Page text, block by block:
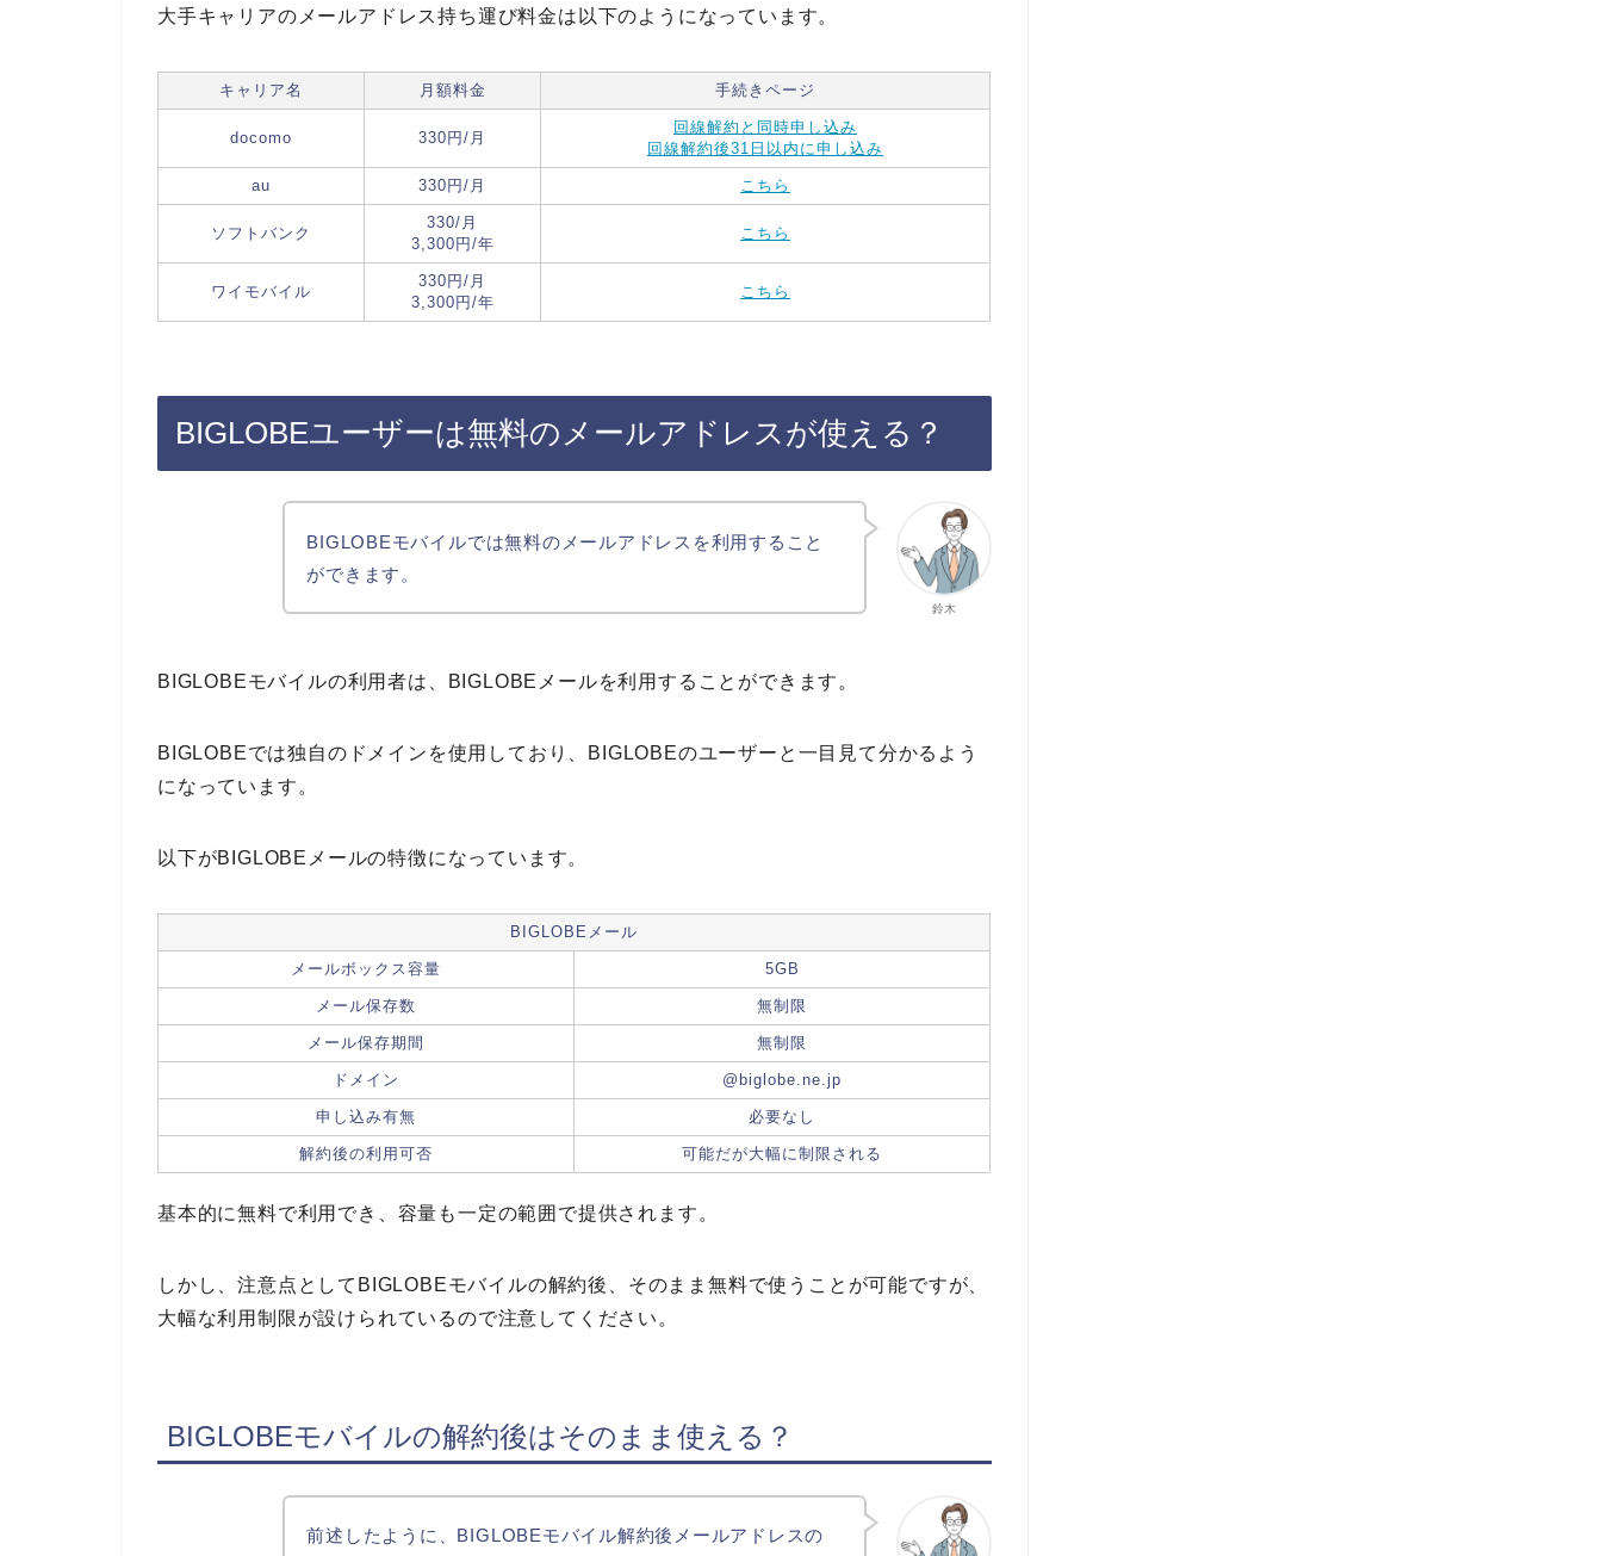
大手キャリアのメールアドレス持ち運び料金は以下のようになっています。
キャリア名 月額料金 手続きページ
docomo 330円/月
回線解約と同時申し込み
回線解約後31日以内に申し込み
au 330円/月 こちら
ソフトバンク
330/月
3,300円/年
こちら
ワイモバイル
330円/月
3,300円/年
こちら
BIGLOBEユーザーは無料のメールアドレスが使える？
鈴木
BIGLOBEモバイルでは無料のメールアドレスを利用すること
ができます。
BIGLOBEモバイルの利用者は、BIGLOBEメールを利用することができます。
BIGLOBEでは独自のドメインを使用しており、BIGLOBEのユーザーと一目見て分かるよう
になっています。
以下がBIGLOBEメールの特徴になっています。
BIGLOBEメール
メールボックス容量 5GB
メール保存数 無制限
メール保存期間 無制限
ドメイン @biglobe.ne.jp
申し込み有無 必要なし
解約後の利用可否 可能だが大幅に制限される
基本的に無料で利用でき、容量も一定の範囲で提供されます。
しかし、注意点としてBIGLOBEモバイルの解約後、そのまま無料で使うことが可能ですが、
大幅な利用制限が設けられているので注意してください。
BIGLOBEモバイルの解約後はそのまま使える？
前述したように、BIGLOBEモバイル解約後メールアドレスの